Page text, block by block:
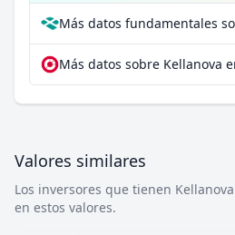
Más datos sobre Kellanova
Valores similares
Los inversores que tienen
en estos valores.